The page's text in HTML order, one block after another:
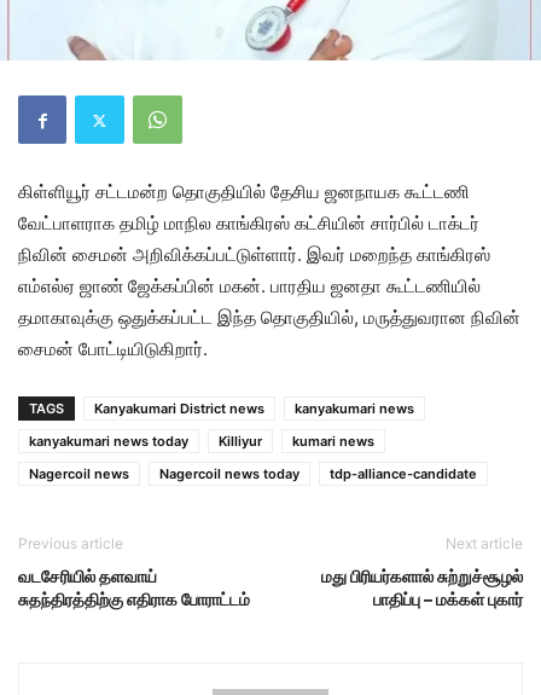
கிள்ளியூர் சட்டமன்ற தொகுதியில் தேசிய ஜனநாயக கூட்டணி
வேட்பாளராக தமிழ் மாநில காங்கிரஸ் கட்சியின் சார்பில் டாக்டர்
நிவின் சைமன் அறிவிக்கப்பட்டுள்ளார். இவர் மறைந்த காங்கிரஸ்
எம்எல்ஏ ஜாண் ஜேக்கப்பின் மகன். பாரதிய ஜனதா கூட்டணியில்
தமாகாவுக்கு ஒதுக்கப்பட்ட இந்த தொகுதியில், மருத்துவரான நிவின்
சைமன் போட்டியிடுகிறார்.
TAGS Kanyakumari District news
kanyakumari news
kanyakumari news today
Killiyur
kumari news
Nagercoil news
Nagercoil news today tdp-alliance-candidate
Previous article
வடசேரியில் தளவாய்
சுதந்திரத்திற்கு எதிராக போராட்டம்
Next article
மது பிரியர்களால் சுற்றுச்சூழல்
பாதிப்பு – மக்கள் புகார்